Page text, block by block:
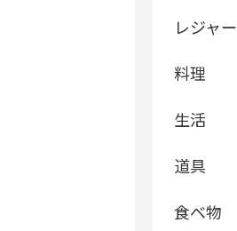
レジャー
料理
生活
道具
食べ物